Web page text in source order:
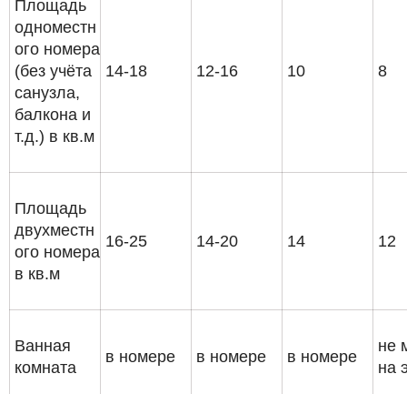
Площадь
одноместн
ого номера
(без учёта
санузла,
балкона и
т.д.) в кв.м
14-18 12-16 10 8
Площадь
двухместн
ого номера
в кв.м
16-25 14-20 14 12
Ванная
комната
в номере в номере в номере
не
на